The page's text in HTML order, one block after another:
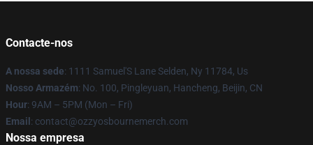
Contacte-nos
A nossa sede: 1111 Samuel'S Lane Selden, Ny 11784, Us
Nosso Armazém: No. 100, Pingleyuan, Hancheng, Beijin, CN
Hour: 9AM – 5PM (Mon – Fri)
Email : contact@ozzyosbournemerch.com
Nossa empresa